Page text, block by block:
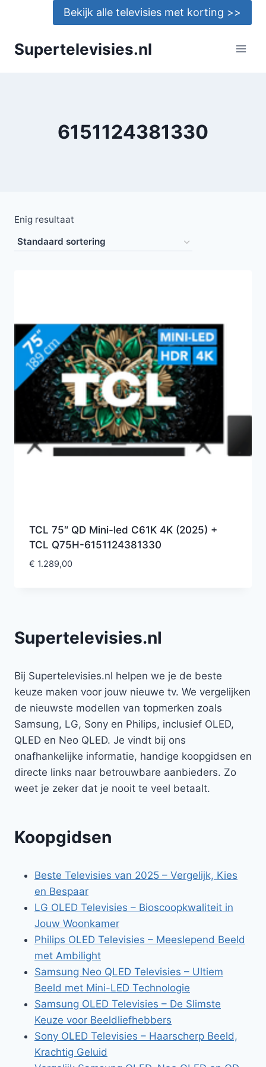
Bekijk alle televisies met korting >>
Supertelevisies.nl
6151124381330
Enig resultaat
TCL 75″ QD Mini-led C61K 4K (2025) +
TCL Q75H-6151124381330
€ 1.289,00
Supertelevisies.nl
Bij Supertelevisies.nl helpen we je de beste
keuze maken voor jouw nieuwe tv. We vergelijken
de nieuwste modellen van topmerken zoals
Samsung, LG, Sony en Philips, inclusief OLED,
QLED en Neo QLED. Je vindt bij ons
onafhankelijke informatie, handige koopgidsen en
directe links naar betrouwbare aanbieders. Zo
weet je zeker dat je nooit te veel betaalt.
Koopgidsen
Beste Televisies van 2025 – Vergelijk, Kies
en Bespaar
LG OLED Televisies – Bioscoopkwaliteit in
Jouw Woonkamer
Philips OLED Televisies – Meeslepend Beeld
met Ambilight
Samsung Neo QLED Televisies – Ultiem
Beeld met Mini-LED Technologie
Samsung OLED Televisies – De Slimste
Keuze voor Beeldliefhebbers
Sony OLED Televisies – Haarscherp Beeld,
Krachtig Geluid